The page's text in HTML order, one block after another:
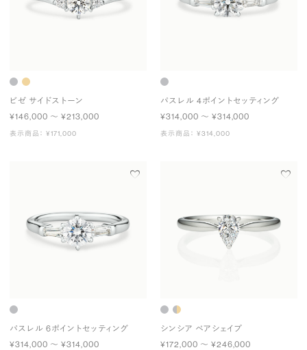
ビゼ サイドストーン
¥146,000 〜 ¥213,000
表示商品： ¥171,000
パスレル 4ポイントセッティング
¥314,000 〜 ¥314,000
表示商品： ¥314,000
パスレル 6ポイントセッティング
¥314,000 〜 ¥314,000
シンシア ペアシェイプ
¥172,000 〜 ¥246,000